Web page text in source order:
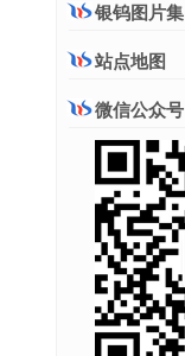
银钨图片集
站点地图
微信公众号